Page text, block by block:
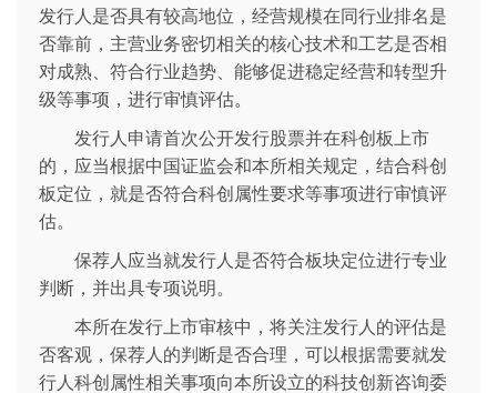
发行人是否具有较高地位，经营规模在同行业排名是
否靠前，主营业务密切相关的核心技术和工艺是否相
对成熟、符合行业趋势、能够促进稳定经营和转型升
级等事项，进行审慎评估。
发行人申请首次公开发行股票并在科创板上市
的，应当根据中国证监会和本所相关规定，结合科创
板定位，就是否符合科创属性要求等事项进行审慎评
估。
保荐人应当就发行人是否符合板块定位进行专业
判断，并出具专项说明。
本所在发行上市审核中，将关注发行人的评估是
否客观，保荐人的判断是否合理，可以根据需要就发
行人科创属性相关事项向本所设立的科技创新咨询委